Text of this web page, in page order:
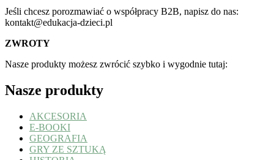
Jeśli chcesz porozmawiać o współpracy B2B, napisz do nas:
kontakt@edukacja-dzieci.pl
ZWROTY
Nasze produkty możesz zwrócić szybko i wygodnie tutaj:
Nasze produkty
AKCESORIA
E-BOOKI
GEOGRAFIA
GRY ZE SZTUKĄ